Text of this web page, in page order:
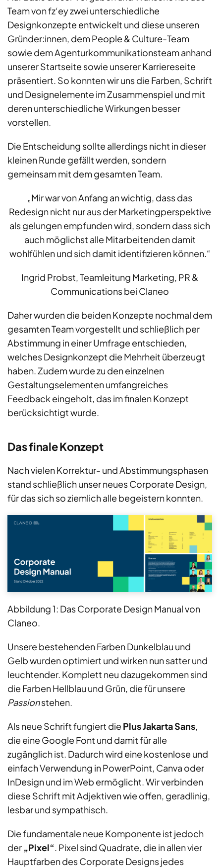
Team von fz‘ey zwei unterschiedliche
Designkonzepte entwickelt und diese unseren
Gründer:innen, dem People & Culture-Team
sowie dem Agenturkommunikationsteam anhand
unserer Startseite sowie unserer Karriereseite
präsentiert. So konnten wir uns die Farben, Schrift
und Designelemente im Zusammenspiel und mit
deren unterschiedliche Wirkungen besser
vorstellen.
Die Entscheidung sollte allerdings nicht in dieser
kleinen Runde gefällt werden, sondern
gemeinsam mit dem gesamten Team.
„Mir war von Anfang an wichtig, dass das
Redesign nicht nur aus der Marketingperspektive
als gelungen empfunden wird, sondern dass sich
auch möglichst alle Mitarbeitenden damit
wohlfühlen und sich damit identifizieren können.“
Ingrid Probst, Teamleitung Marketing, PR &
Communications bei Claneo
Daher wurden die beiden Konzepte nochmal dem
gesamten Team vorgestellt und schließlich per
Abstimmung in einer Umfrage entschieden,
welches Designkonzept die Mehrheit überzeugt
haben. Zudem wurde zu den einzelnen
Gestaltungselementen umfangreiches
Feedback eingeholt, das im finalen Konzept
berücksichtigt wurde.
Das finale Konzept
Nach vielen Korrektur- und Abstimmungsphasen
stand schließlich unser neues Corporate Design,
für das sich so ziemlich alle begeistern konnten.
Abbildung 1: Das Corporate Design Manual von
Claneo.
Unsere bestehenden Farben Dunkelblau und
Gelb wurden optimiert und wirken nun satter und
leuchtender. Komplett neu dazugekommen sind
die Farben Hellblau und Grün, die für unsere
Passionstehen.
Als neue Schrift fungiert die Plus Jakarta Sans,
die eine Google Font und damit für alle
zugänglich ist. Dadurch wird eine kostenlose und
einfach Verwendung in PowerPoint, Canva oder
InDesign und im Web ermöglicht. Wir verbinden
diese Schrift mit Adjektiven wie offen, geradlinig,
lesbar und sympathisch.
Die fundamentale neue Komponente ist jedoch
der „Pixel“. Pixel sind Quadrate, die in allen vier
Hauptfarben des Corporate Designs jedes